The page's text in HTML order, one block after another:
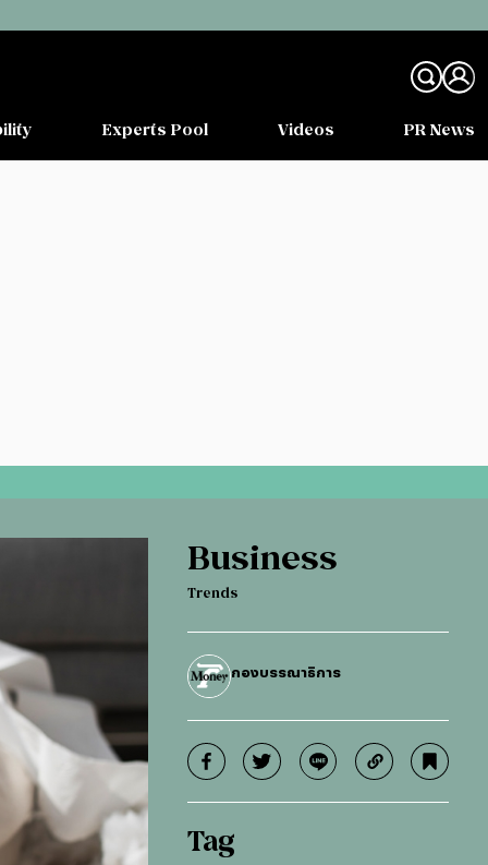
Experts Pool Videos PR News
Business
Trends
กองบรรณาธิการ
Tag